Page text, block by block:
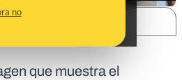
no
que muestra el